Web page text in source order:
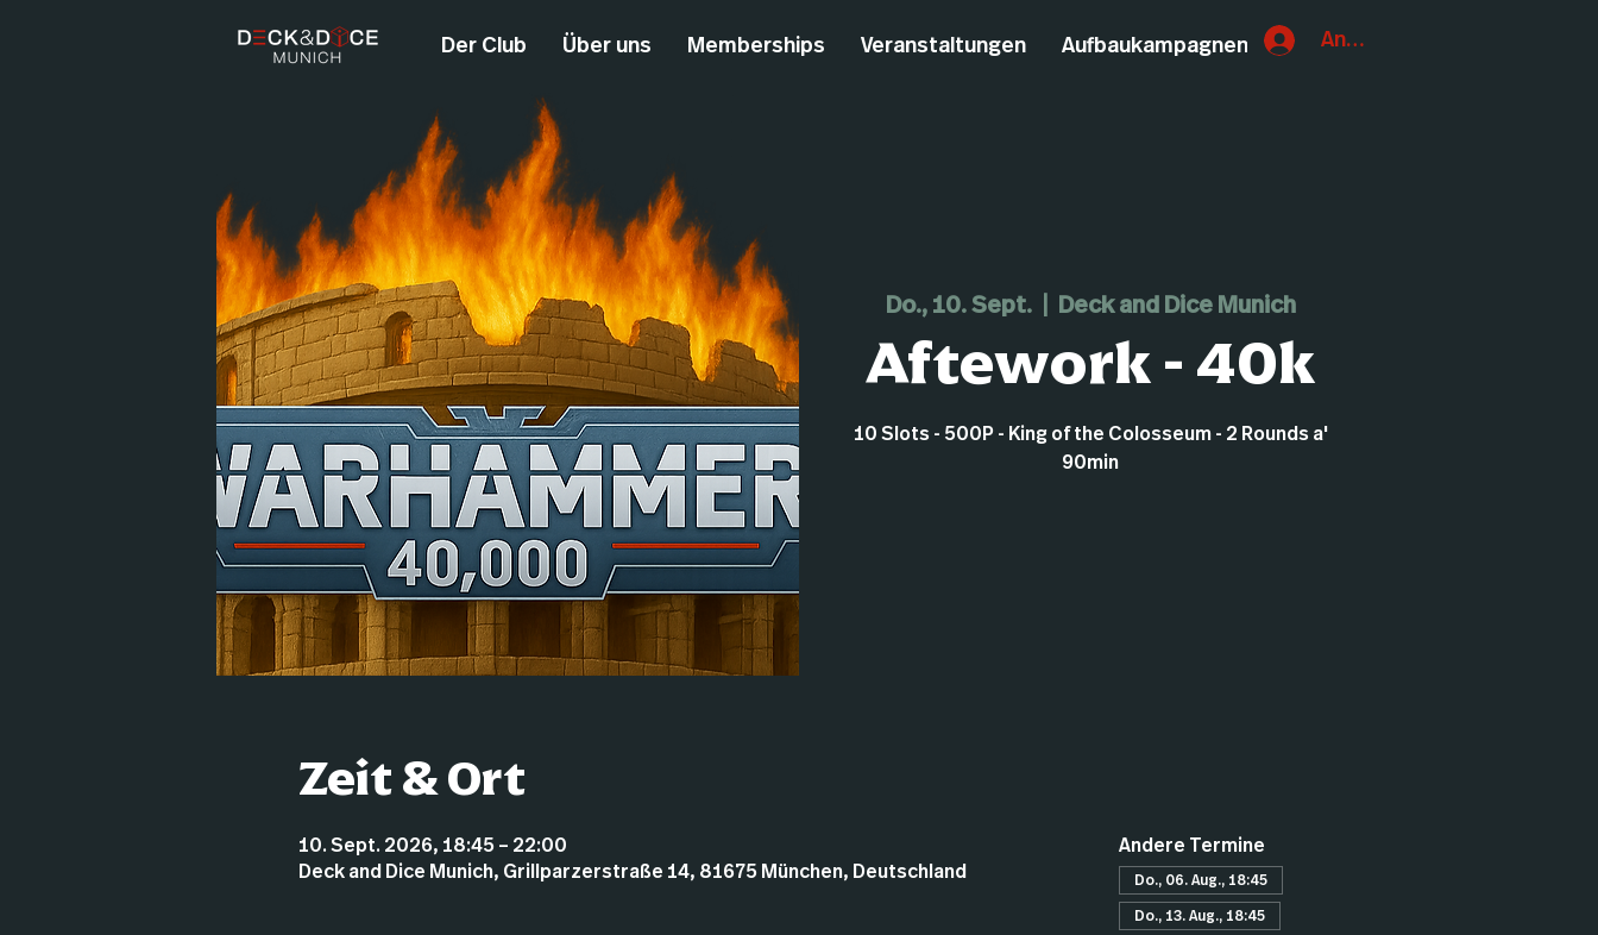
Der Club Über uns Memberships Veranstaltungen Aufbaukampagnen Anmelden
Do., 10. Sept.
  |
Deck and Dice Munich
Aftework - 40k
10 Slots - 500P - King of the Colosseum - 2 Rounds a'
90min
Zeit & Ort
10. Sept. 2026, 18:45 – 22:00
Deck and Dice Munich, Grillparzerstraße 14, 81675 München, Deutschland
Andere Termine
Do., 06. Aug., 18:45
Do., 13. Aug., 18:45